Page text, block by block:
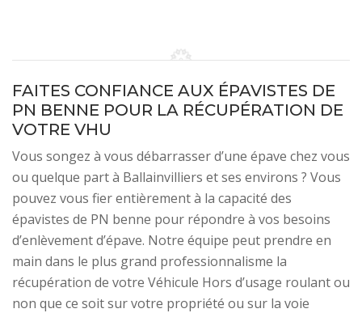
FAITES CONFIANCE AUX ÉPAVISTES DE
PN BENNE POUR LA RÉCUPÉRATION DE
VOTRE VHU
Vous songez à vous débarrasser d’une épave chez vous
ou quelque part à Ballainvilliers et ses environs ? Vous
pouvez vous fier entièrement à la capacité des
épavistes de PN benne pour répondre à vos besoins
d’enlèvement d’épave. Notre équipe peut prendre en
main dans le plus grand professionnalisme la
récupération de votre Véhicule Hors d’usage roulant ou
non que ce soit sur votre propriété ou sur la voie